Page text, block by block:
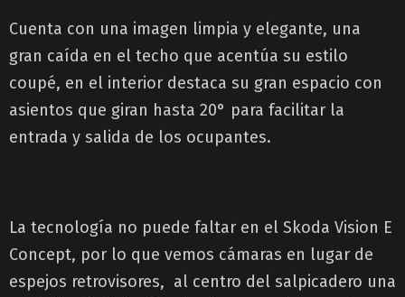
Cuenta con una imagen limpia y elegante, una
gran caída en el techo que acentúa su estilo
coupé, en el interior destaca su gran espacio con
asientos que giran hasta 20° para facilitar la
entrada y salida de los ocupantes.
La tecnología no puede faltar en el Skoda Vision E
Concept, por lo que vemos cámaras en lugar de
espejos retrovisores, al centro del salpicadero una